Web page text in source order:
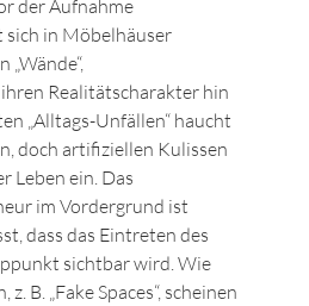
der Aufnahme
sich in Möbelhäuser
Realitätscharakter hin
„Alltags-Unfällen“ haucht
doch artifiziellen Kulissen
Leben ein. Das
im Vordergrund ist
dass das Eintreten des
sichtbar wird. Wie
B. „Fake Spaces“, scheinen